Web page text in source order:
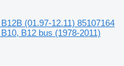
(01.97-12.11) 85107164
B12 bus (1978-2011)